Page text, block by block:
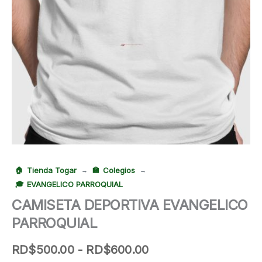
Tienda Togar → Colegios →
EVANGELICO PARROQUIAL
CAMISETA DEPORTIVA EVANGELICO
PARROQUIAL
RD$500.00 - RD$600.00Rango